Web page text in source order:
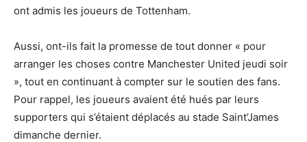
ont admis les joueurs de Tottenham.
Aussi, ont-ils fait la promesse de tout donner « pour
arranger les choses contre Manchester United jeudi soir
», tout en continuant à compter sur le soutien des fans.
Pour rappel, les joueurs avaient été hués par leurs
supporters qui s’étaient déplacés au stade Saint’James
dimanche dernier.